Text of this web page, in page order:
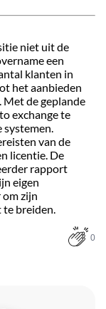
niet uit de
een
klanten in
het aanbieden
Met de geplande
exchange te
systemen.
van de
licentie. De
rapport
eigen
zijn
breiden.
0